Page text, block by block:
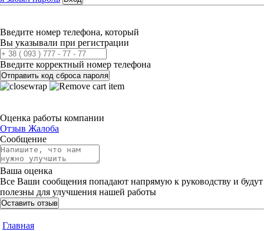
Введите номер телефона, который
Вы указывали при регистрации
Введите корректный номер телефона
Отправить код сброса пароля
Оценка работы компании
Отзыв Жалоба
Сообщение
Ваша оценка
Все Ваши сообщения попадают напрямую к руководству и будут
полезны для улучшения нашей работы
Оставить отзыв
Главная